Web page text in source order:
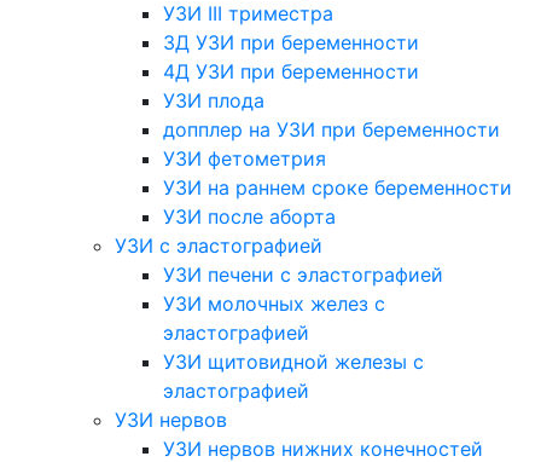
УЗИ III триместра
3Д УЗИ при беременности
4Д УЗИ при беременности
УЗИ плода
допплер на УЗИ при беременности
УЗИ фетометрия
УЗИ на раннем сроке беременности
УЗИ после аборта
УЗИ с эластографией
УЗИ печени с эластографией
УЗИ молочных желез с
эластографией
УЗИ щитовидной железы с
эластографией
УЗИ нервов
УЗИ нервов нижних конечностей